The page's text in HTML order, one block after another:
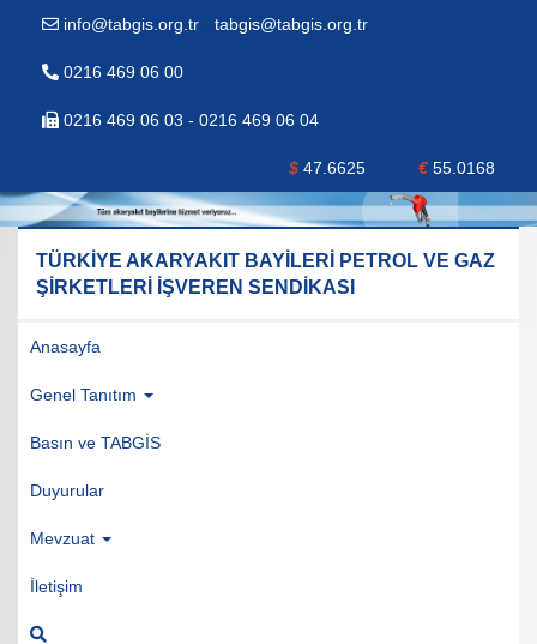
info@tabgis.org.tr - tabgis@tabgis.org.tr
0216 469 06 00
0216 469 06 03 - 0216 469 06 04
$ 47.6625 €55.0168
TÜRKİYE AKARYAKIT BAYİLERİ PETROL VE GAZ
ŞİRKETLERİ İŞVEREN SENDİKASI
Anasayfa
Genel Tanıtım
Basın ve TABGİS
Duyurular
Mevzuat
İletişim